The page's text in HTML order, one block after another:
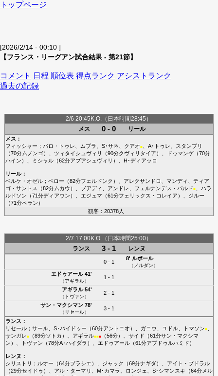
トップページ
[2026/2/14 - 00:10 ]
【フランス・リーグアン試合結果 - 第21節】
コメント 日程 順位表 得点ランク アシストランク
過去の記録
2/6 20:45K.O.（日本時間28:45）
メス
0 - 0 リール
メス ：
フィッシャー ； バロ・トゥレ ムブラ S･サネ クアオ■、 A･トゥレ
スタンブリ
（70分ムノンゴ）、 ツィタイシュヴィリ （90分クヴィリタイア ）、 ドゥマンゲ（70分
ハイン ）、 ミシャル（62分アブアシュヴィリ ）、 H･ディアッロ
リール：
ベルケ・オゼル； ペロー （82分フェルドンク ）、 アレクサンドロ マンディ
ティア
ゴ・サントス
（82分ムカウ ）、 ブアディ アンドレ フェルナンデス・パルド■、 ハラ
ルドソン （71分ディアウン ）、 エジュマ （61分フェリックス・コレイア ）、 ジルー
（71分ペラン ）
観客：20378人
2/7 17:00K.O.（日本時間25:00）
ランス
3 - 1 レンヌ
0 - 1
8' ルポール
（ ノルダン）
エドゥアール41'
（アギラル）
1 - 1
アギラル54'
（ トヴァン）
2 - 1
サン・マクシマン78'
（ リセール）
3 - 1
ランス ：
リセール； サール、 S･バイドゥー （60分アントニオ ）、 ガニウ ユドル、 トマソン■、
サンガレ■（89分ソトカ ）、 アギラル■■■（56分）、 サイド （61分サン・マクシマ
ン ）、 トヴァン （78分A･ハイダラ ）、 エドゥアール（61分アブドゥルハミド ）
レンヌ ：
シリストリ
； ルオー （64分ブラシエ ）、 ジャック （69分ナギダ）、 アイト・ブドラル
（29分セイドゥ ）、 アル・ターマリ M･カマラ ロンジェ S･シマンスキ （64分メル